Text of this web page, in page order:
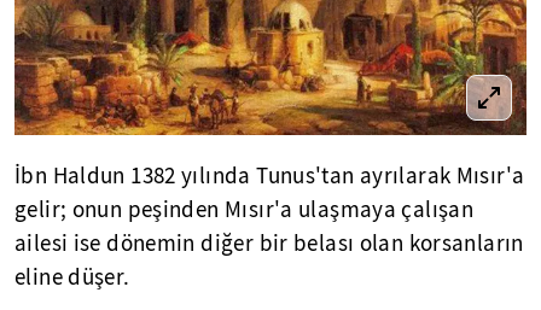
İbn Haldun 1382 yılında Tunus'tan ayrılarak Mısır'a
gelir; onun peşinden Mısır'a ulaşmaya çalışan
ailesi ise dönemin diğer bir belası olan korsanların
eline düşer.